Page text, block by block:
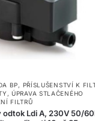
BP, PŘÍSLUŠENSTVÍ K
,ÚPRAVA STLAČENÉHO
FILTRŮ
odtok Ldi A, 230V 50/